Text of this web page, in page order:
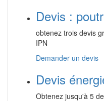
Devis :
obtenez trois devis
IPN
Demander un devis
Devis
Obtenez jusqu'à 5